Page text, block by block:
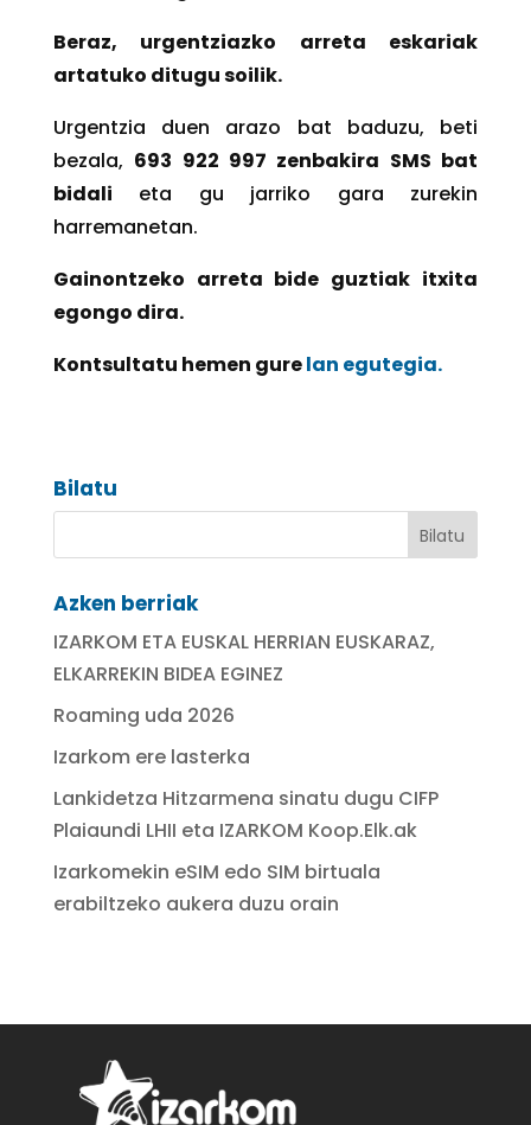
Beraz, urgentziazko arreta eskariak
artatuko ditugu soilik.
Urgentzia duen arazo bat baduzu, beti
bezala, 693 922 997 zenbakira SMS bat
bidali eta gu jarriko gara zurekin
harremanetan.
Gainontzeko arreta bide guztiak itxita
egongo dira.
Kontsultatu hemen gurelan egutegia.
Bilatu
Azken berriak
IZARKOM ETA EUSKAL HERRIAN EUSKARAZ,
ELKARREKIN BIDEA EGINEZ
Roaming uda 2026
Izarkom ere lasterka
Lankidetza Hitzarmena sinatu dugu CIFP
Plaiaundi LHII eta IZARKOM Koop.Elk.ak
Izarkomekin eSIM edo SIM birtuala
erabiltzeko aukera duzu orain